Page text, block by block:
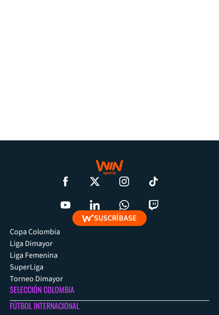
SUSCRÍBASE
Copa Colombia
Liga Dimayor
Liga Femenina
SuperLiga
Torneo Dimayor
SELECCIÓN COLOMBIA
FÚTBOL INTERNACIONAL